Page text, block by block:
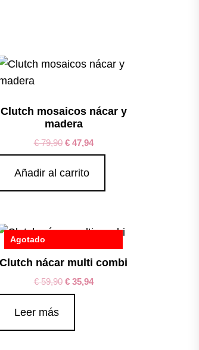
Clutch mosaicos nácar y
madera
€79,90 €47,94
Añadir al carrito
Agotado
Clutch nácar multi combi
€59,90 €35,94
Leer más